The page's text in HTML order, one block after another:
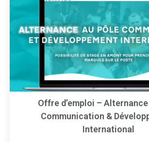
Offre d’emploi –
Communication &
International